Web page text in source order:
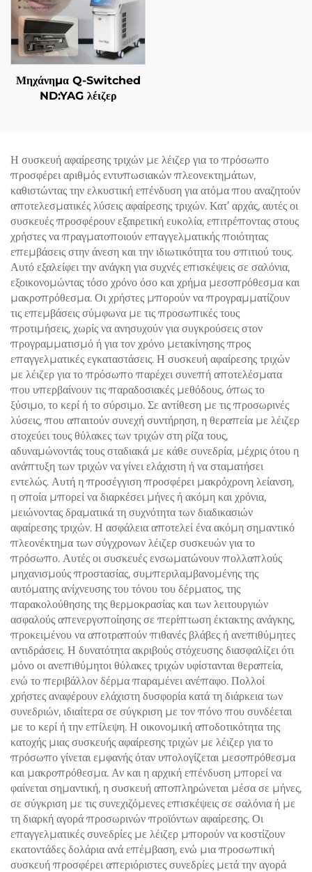
Μηχάνημα Q-Switched
ND:YAG λέιζερ
Η συσκευή αφαίρεσης τριχών με λέιζερ για το πρόσωπο
προσφέρει αριθμός εντυπωσιακών πλεονεκτημάτων,
καθιστώντας την ελκυστική επένδυση για ατόμα που αναζητούν
αποτελεσματικές λύσεις αφαίρεσης τριχών. Κατ’ αρχάς, αυτές οι
συσκευές προσφέρουν εξαιρετική ευκολία, επιτρέποντας στους
χρήστες να πραγματοποιούν επαγγελματικής ποιότητας
επεμβάσεις στην άνεση και την ιδιωτικότητα του σπιτιού τους.
Αυτό εξαλείφει την ανάγκη για συχνές επισκέψεις σε σαλόνια,
εξοικονομώντας τόσο χρόνο όσο και χρήμα μεσοπρόθεσμα και
μακροπρόθεσμα. Οι χρήστες μπορούν να προγραμματίζουν
τις επεμβάσεις σύμφωνα με τις προσωπικές τους
προτιμήσεις, χωρίς να ανησυχούν για συγκρούσεις στον
προγραμματισμό ή για τον χρόνο μετακίνησης προς
επαγγελματικές εγκαταστάσεις. Η συσκευή αφαίρεσης τριχών
με λέιζερ για το πρόσωπο παρέχει συνεπή αποτελέσματα
που υπερβαίνουν τις παραδοσιακές μεθόδους, όπως το
ξύσιμο, το κερί ή το σύρσιμο. Σε αντίθεση με τις προσωρινές
λύσεις, που απαιτούν συνεχή συντήρηση, η θεραπεία με λέιζερ
στοχεύει τους θύλακες των τριχών στη ρίζα τους,
αδυναμώνοντάς τους σταδιακά με κάθε συνεδρία, μέχρις ότου η
ανάπτυξη των τριχών να γίνει ελάχιστη ή να σταματήσει
εντελώς. Αυτή η προσέγγιση προσφέρει μακρόχρονη λείανση,
η οποία μπορεί να διαρκέσει μήνες ή ακόμη και χρόνια,
μειώνοντας δραματικά τη συχνότητα των διαδικασιών
αφαίρεσης τριχών. Η ασφάλεια αποτελεί ένα ακόμη σημαντικό
πλεονέκτημα των σύγχρονων λέιζερ συσκευών για το
πρόσωπο. Αυτές οι συσκευές ενσωματώνουν πολλαπλούς
μηχανισμούς προστασίας, συμπεριλαμβανομένης της
αυτόματης ανίχνευσης του τόνου του δέρματος, της
παρακολούθησης της θερμοκρασίας και των λειτουργιών
ασφαλούς απενεργοποίησης σε περίπτωση έκτακτης ανάγκης,
προκειμένου να αποτραπούν πιθανές βλάβες ή ανεπιθύμητες
αντιδράσεις. Η δυνατότητα ακριβούς στόχευσης διασφαλίζει ότι
μόνο οι ανεπιθύμητοι θύλακες τριχών υφίστανται θεραπεία,
ενώ το περιβάλλον δέρμα παραμένει ανέπαφο. Πολλοί
χρήστες αναφέρουν ελάχιστη δυσφορία κατά τη διάρκεια των
συνεδριών, ιδιαίτερα σε σύγκριση με τον πόνο που συνδέεται
με το κερί ή την επίλεψη. Η οικονομική αποδοτικότητα της
κατοχής μιας συσκευής αφαίρεσης τριχών με λέιζερ για το
πρόσωπο γίνεται εμφανής όταν υπολογίζεται μεσοπρόθεσμα
και μακροπρόθεσμα. Αν και η αρχική επένδυση μπορεί να
φαίνεται σημαντική, η συσκευή αποπληρώνεται μέσα σε μήνες,
σε σύγκριση με τις συνεχιζόμενες επισκέψεις σε σαλόνια ή με
τη διαρκή αγορά προσωρινών προϊόντων αφαίρεσης. Οι
επαγγελματικές συνεδρίες με λέιζερ μπορούν να κοστίζουν
εκατοντάδες δολάρια ανά επέμβαση, ενώ μια προσωπική
συσκευή προσφέρει απεριόριστες συνεδρίες μετά την αγορά